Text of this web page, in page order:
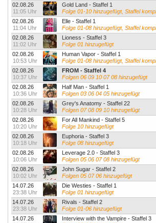
02.08.26
11:05 Uhr
Gold Land - Staffel 1
Folge 01-10 hinzugefügt, Staffel
02.08.26
11:04 Uhr
Elle - Staffel 1
Folge 01-08 hinzugefügt, Staffel
02.08.26
11:02 Uhr
Lioness - Staffel 3
Folge 01 hinzugefügt
02.08.26
10:53 Uhr
Human Vapor - Staffel 1
Folge 01-08 hinzugefügt, Staffel
02.08.26
10:37 Uhr
FROM - Staffel 4
Folgen 06 09 10 07 08 hinzugefügt
02.08.26
10:36 Uhr
Half Man - Staffel 1
Folgen 03 06 04 05 hinzugefügt
02.08.26
10:28 Uhr
Grey's Anatomy - Staffel 22
Folgen 07 08 09 10 hinzugefügt
02.08.26
10:20 Uhr
For All Mankind - Staffel 5
Folge 10 hinzugefügt
02.08.26
10:18 Uhr
Euphoria - Staffel 3
Folge 08 hinzugefügt
02.08.26
10:06 Uhr
Leverage 2.0 - Staffel 3
Folgen 05 06 07 08 hinzugefügt
02.08.26
10:02 Uhr
John Sugar - Staffel 2
Folgen 05 07 06 hinzugefügt
14.07.26
23:38 Uhr
Die Westies - Staffel 1
Folge 01 hinzugefügt
14.07.26
23:38 Uhr
Rivals - Staffel 2
Folge 01-06 hinzugefügt
14.07.26
Interview with the Vampire - Staffel 3